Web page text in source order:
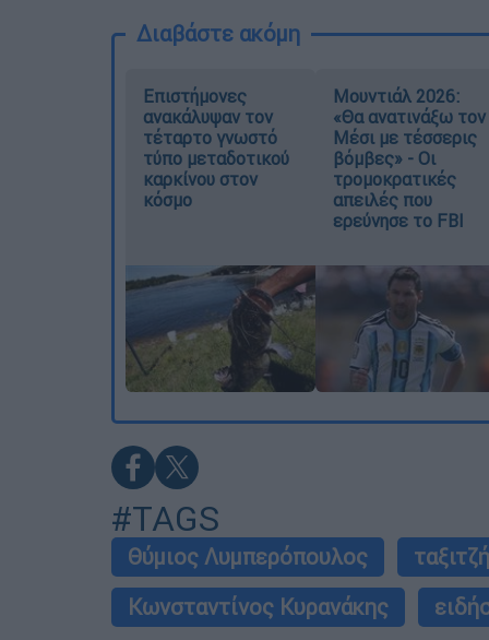
Διαβάστε ακόμη
Επιστήμονες
ανακάλυψαν τον
τέταρτο γνωστό
τύπο μεταδοτικού
καρκίνου στον
κόσμο
Μουντιάλ 2026:
«Θα ανατινάξω τον
Μέσι με τέσσερις
βόμβες» - Οι
τρομοκρατικές
απειλές που
ερεύνησε το FBI
#TAGS
Θύμιος Λυμπερόπουλος
Κωνσταντίνος Κυρανάκης